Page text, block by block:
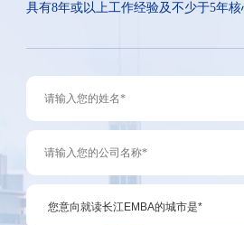
具有8年或以上工作经验及不少于5年